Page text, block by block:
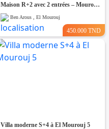
Maison R+2 avec 2 entrées – Mourouj 4
Ben Arous , El Mourouj
450.000 TND
Villa moderne S+4 à El Mourouj 5